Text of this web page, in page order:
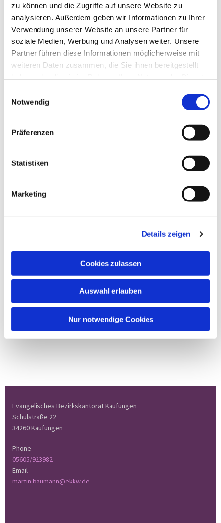
zu können und die Zugriffe auf unsere Website zu
analysieren. Außerdem geben wir Informationen zu Ihrer
Verwendung unserer Website an unsere Partner für
soziale Medien, Werbung und Analysen weiter. Unsere
Partner führen diese Informationen möglicherweise mit
weiteren Daten zusammen, die Sie ihnen bereitgestellt
Notwendig
Präferenzen
Statistiken
Marketing
Details zeigen
Cookies zulassen
Auswahl erlauben
Nur notwendige Cookies
Baumann (Leitung)
Interessierte können jederzeit - außer direkt vor
Chormitglieder informieren sich bitte anhand
andere Räume verlegte Proben.
Evangelisches Bezirkskantorat Kaufungen
Schulstraße 22
34260 Kaufungen
Phone
05605/923982
Email
martin.baumann@ekkw.de